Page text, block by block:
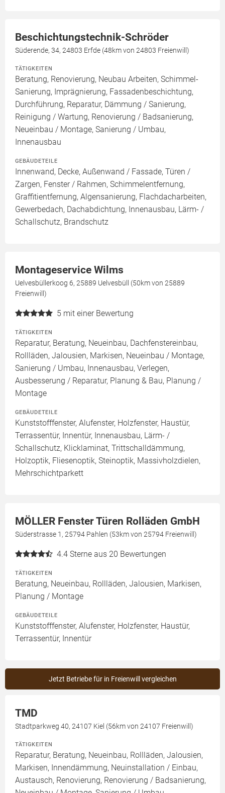
Beschichtungstechnik-Schröder
Süderende, 34, 24803 Erfde (48km von 24803 Freienwill)
TÄTIGKEITEN
Beratung, Renovierung, Neubau Arbeiten, Schimmel-
Sanierung, Imprägnierung, Fassadenbeschichtung,
Durchführung, Reparatur, Dämmung / Sanierung,
Reinigung / Wartung, Renovierung / Badsanierung,
Neueinbau / Montage, Sanierung / Umbau,
Innenausbau
GEBÄUDETEILE
Innenwand, Decke, Außenwand / Fassade, Türen /
Zargen, Fenster / Rahmen, Schimmelentfernung,
Graffitientfernung, Algensanierung, Flachdacharbeiten,
Gewerbedach, Dachabdichtung, Innenausbau, Lärm- /
Schallschutz, Brandschutz
Montageservice Wilms
Uelvesbüllerkoog 6, 25889 Uelvesbüll (50km von 25889
Freienwill)
5 mit einer Bewertung
TÄTIGKEITEN
Reparatur, Beratung, Neueinbau, Dachfenstereinbau,
Rollläden, Jalousien, Markisen, Neueinbau / Montage,
Sanierung / Umbau, Innenausbau, Verlegen,
Ausbesserung / Reparatur, Planung & Bau, Planung /
Montage
GEBÄUDETEILE
Kunststofffenster, Alufenster, Holzfenster, Haustür,
Terrassentür, Innentür, Innenausbau, Lärm- /
Schallschutz, Klicklaminat, Trittschalldämmung,
Holzoptik, Fliesenoptik, Steinoptik, Massivholzdielen,
Mehrschichtparkett
MÖLLER Fenster Türen Rolläden GmbH
Süderstrasse 1, 25794 Pahlen (53km von 25794 Freienwill)
4.4 Sterne aus 20 Bewertungen
TÄTIGKEITEN
Beratung, Neueinbau, Rollläden, Jalousien, Markisen,
Planung / Montage
GEBÄUDETEILE
Kunststofffenster, Alufenster, Holzfenster, Haustür,
Terrassentür, Innentür
Jetzt Betriebe für in Freienwill vergleichen
TMD
Stadtparkweg 40, 24107 Kiel (56km von 24107 Freienwill)
TÄTIGKEITEN
Reparatur, Beratung, Neueinbau, Rollläden, Jalousien,
Markisen, Innendämmung, Neuinstallation / Einbau,
Austausch, Renovierung, Renovierung / Badsanierung,